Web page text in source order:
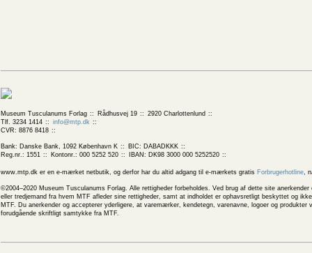
Museum Tusculanums Forlag Rådhusvej 19
2920 Charlottenlund
Tlf. 3234 1414
info@mtp.dk
CVR: 8876 8418
Bank: Danske Bank, 1092 København K
BIC: DABADKKK
Reg.nr.: 1551
Kontonr.: 000 5252 520 IBAN: DK98 3000 000 5252520
www.mtp.dk er en e-mærket netbutik, og derfor har du altid adgang til e-mærkets gratis Forbrugerhotline,
©2004–2020 Museum Tusculanums Forlag. Alle rettigheder forbeholdes. Ved brug af dette site
eller tredjemand fra hvem MTF afleder sine rettigheder, samt at indholdet er ophavsretligt beskyttet og
MTF. Du anerkender og accepterer yderligere, at varemærker, kendetegn, varenavne, logoer og
forudgående skriftligt samtykke fra MTF.